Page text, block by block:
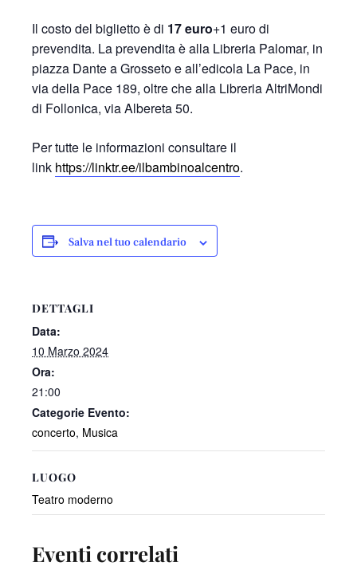
Il costo del biglietto è di 17 euro+1 euro di
prevendita. La prevendita è alla Libreria Palomar, in
piazza Dante a Grosseto e all’edicola La Pace, in
via della Pace 189, oltre che alla Libreria AltriMondi
di Follonica, via Albereta 50.
Per tutte le informazioni consultare il
link https://linktr.ee/ilbambinoalcentro.
Salva nel tuo calendario
DETTAGLI
Data:
10 Marzo 2024
Ora:
21:00
Categorie Evento:
concerto, Musica
LUOGO
Teatro moderno
Eventi correlati